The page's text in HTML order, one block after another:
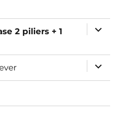
2 piliers + 1
ouvrir
sous-
menu
ouvrir
le